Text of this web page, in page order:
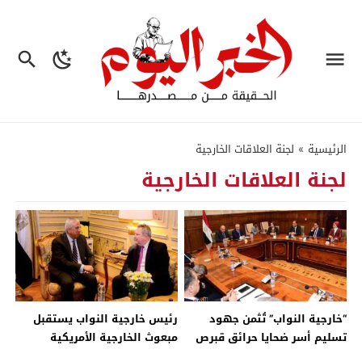
الرئيسية » لجنة العلاقات الخارجية
لجنة العلاقات الخارجية
“خارجية النواب” تُثمن جهود
تسليم أسر ضحايا حرائق قبرص
رئيس خارجية النواب يستقبل
مبعوث الخارجية الأمريكية